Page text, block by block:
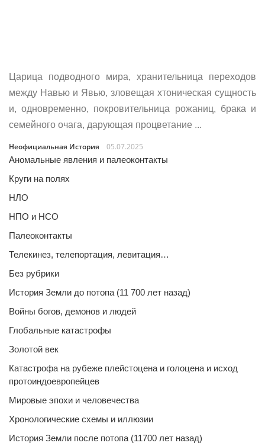
Царица подводного мира, хранительница переходов
между Навью и Явью, зловещая хтоническая сущность
и, одновременно, покровительница рожаниц, брака и
семейного очага, дарующая процветание ...
Неофициальная История
05.07.2025
Аномальные явления и палеоконтакты
Круги на полях
НЛО
НПО и НСО
Палеоконтакты
Телекинез, телепортация, левитация…
Без рубрики
История Земли до потопа (11 700 лет назад)
Войны богов, демонов и людей
Глобальные катастрофы
Золотой век
Катастрофа на рубеже плейстоцена и голоцена и исход
протоиндоевропейцев
Мировые эпохи и человечества
Хронологические схемы и иллюзии
История Земли после потопа (11700 лет назад)